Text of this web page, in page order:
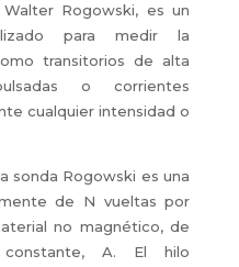
Rogowski, es un
para medir la
transitorios de alta
o corrientes
cualquier intensidad o
sonda Rogowski es una
de N vueltas por
no magnético, de
constante, A. El hilo